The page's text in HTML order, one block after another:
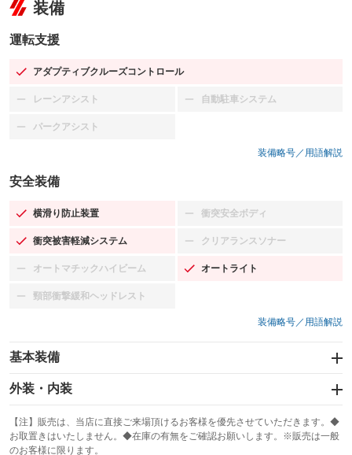
装備
運転支援
アダプティブクルーズコントロール
：装備あり
レーンアシスト
：装備なし 自動駐車システム
：装備なし
パークアシスト
：装備なし
装備略号／用語解説
安全装備
横滑り防止装置
：装備あり 衝突安全ボディ
：装備なし
衝突被害軽減システム
：装備あり クリアランスソナー
：装備なし
オートマチックハイビーム
：装備なし オートライト
：装備あり
頸部衝撃緩和ヘッドレスト
：装備なし
装備略号／用語解説
基本装備
エアバッグ：運転席/助手席/サイド
：装備あり
：装備なし
サンルーフ
：装備あり ABS
外装・内装
カーナビ：メモリーナビ他
：装備あり
TV：フルセグ
：装備あり
【注】販売は、当店に直接ご来場頂けるお客様を優先させていただきます。◆
お取置きはいたしません。◆在庫の有無をご確認お願いします。※販売は一般
のお客様に限ります。